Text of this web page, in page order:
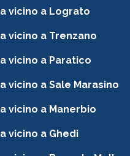
vicino a Lograto
vicino a Trenzano
vicino a Paratico
vicino a Sale Marasino
vicino a Manerbio
vicino a Ghedi